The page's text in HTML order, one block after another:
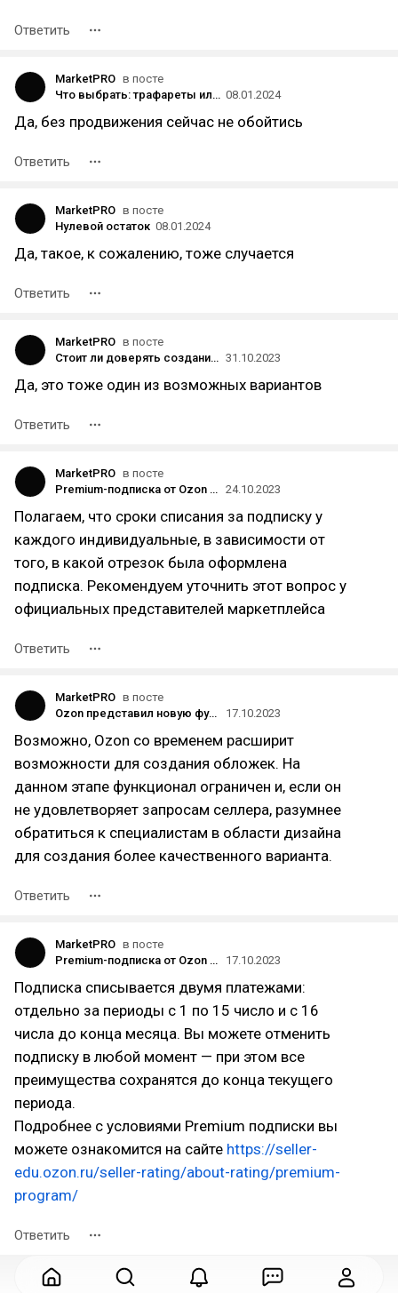
Ответить
MarketPRO в посте
Что выбрать: трафареты или продвижение в поиске? 08.01.2024
Да, без продвижения сейчас не обойтись
Ответить
MarketPRO в посте
Нулевой остаток 08.01.2024
Да, такое, к сожалению, тоже случается
Ответить
MarketPRO в посте
Стоит ли доверять создание описания для карточки товара нейросети 31.10.2023
Да, это тоже один из возможных вариантов
Ответить
MarketPRO в посте
Premium-подписка от Ozon – нужна ли она селлеру? 24.10.2023
Полагаем, что сроки списания за подписку у
каждого индивидуальные, в зависимости от
того, в какой отрезок была оформлена
подписка. Рекомендуем уточнить этот вопрос у
официальных представителей маркетплейса
Ответить
MarketPRO в посте
Ozon представил новую функцию – создание видеообложек с помощью искусственного интеллекта
17.10.2023
Возможно, Ozon со временем расширит
возможности для создания обложек. На
данном этапе функционал ограничен и, если он
не удовлетворяет запросам селлера, разумнее
обратиться к специалистам в области дизайна
для создания более качественного варианта.
Ответить
MarketPRO в посте
Premium-подписка от Ozon – нужна ли она селлеру?
17.10.2023
Подписка списывается двумя платежами:
отдельно за периоды с 1 по 15 число и с 16
числа до конца месяца. Вы можете отменить
подписку в любой момент — при этом все
преимущества сохранятся до конца текущего
периода.
Подробнее с условиями Premium подписки вы
можете ознакомится на сайте https://seller-
edu.ozon.ru/seller-rating/about-rating/premium-
program/
Ответить